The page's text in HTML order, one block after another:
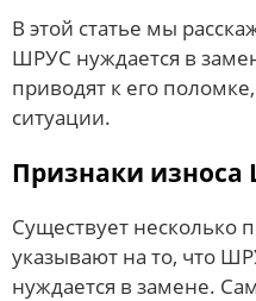
В этой статье мы
ШРУС нуждается в
приводят к его
ситуации.
Признаки
Существует несколько
указывают на то, что
нуждается в замене.